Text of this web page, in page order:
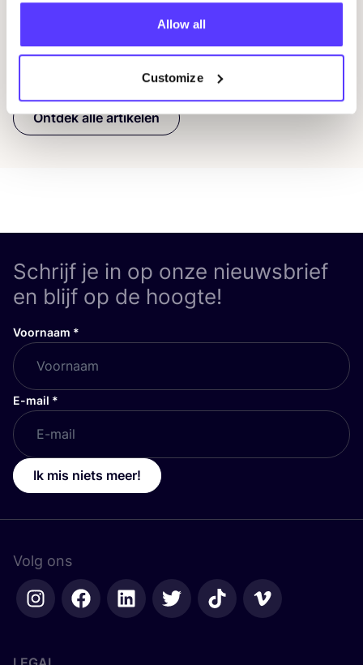
Allow all
Customize
Poli­tie­ke moties voor een beter
Nieuws / Pers
Ontdek alle artikelen
Schrijf je in op onze nieuwsbrief
en blijf op de hoogte!
Voornaam *
E-mail *
Ik mis niets meer!
Volg ons